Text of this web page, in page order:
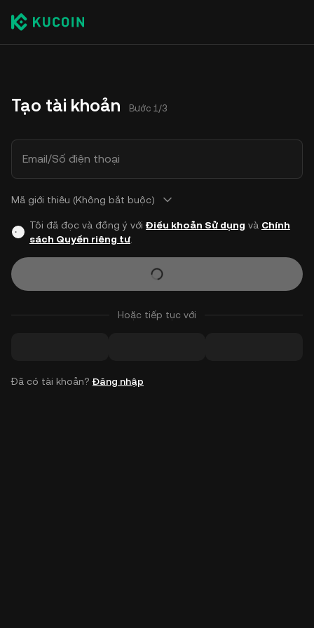
Tạo tài khoản Bước 1/3
Email/Số điện thoại
Mã giới thiêu (Không bắt buộc)
Tôi đã đọc và đồng ý với Điều khoản Sử dụng và Chính
sách Quyền riêng tư.
Hoặc tiếp tục với
Đã có tài khoản? Đăng nhập